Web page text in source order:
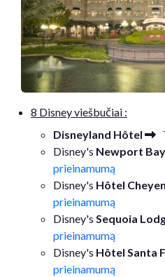
8 Disney viešbučiai :
Disneyland Hôtel
Disney's Newport
prieinamumą
Disney's Hôtel
prieinamumą
Disney's Sequoia
prieinamumą
Disney's Hôtel Santa
prieinamumą